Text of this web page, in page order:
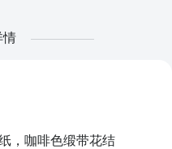
情
，咖啡色缎带花结